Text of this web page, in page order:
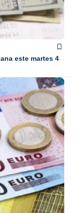
este martes 4